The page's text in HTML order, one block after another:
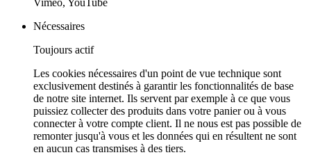
Nécessaires
Toujours actif
Les cookies nécessaires d'un point de vue technique sont
exclusivement destinés à garantir les fonctionnalités de base
de notre site internet. Ils servent par exemple à ce que vous
puissiez collecter des produits dans votre panier ou à vous
connecter à votre compte client. Il ne nous est pas possible de
remonter jusqu'à vous et les données qui en résultent ne sont
en aucun cas transmises à des tiers.